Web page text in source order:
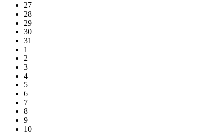
27
28
29
30
31
1
2
3
4
5
6
7
8
9
10